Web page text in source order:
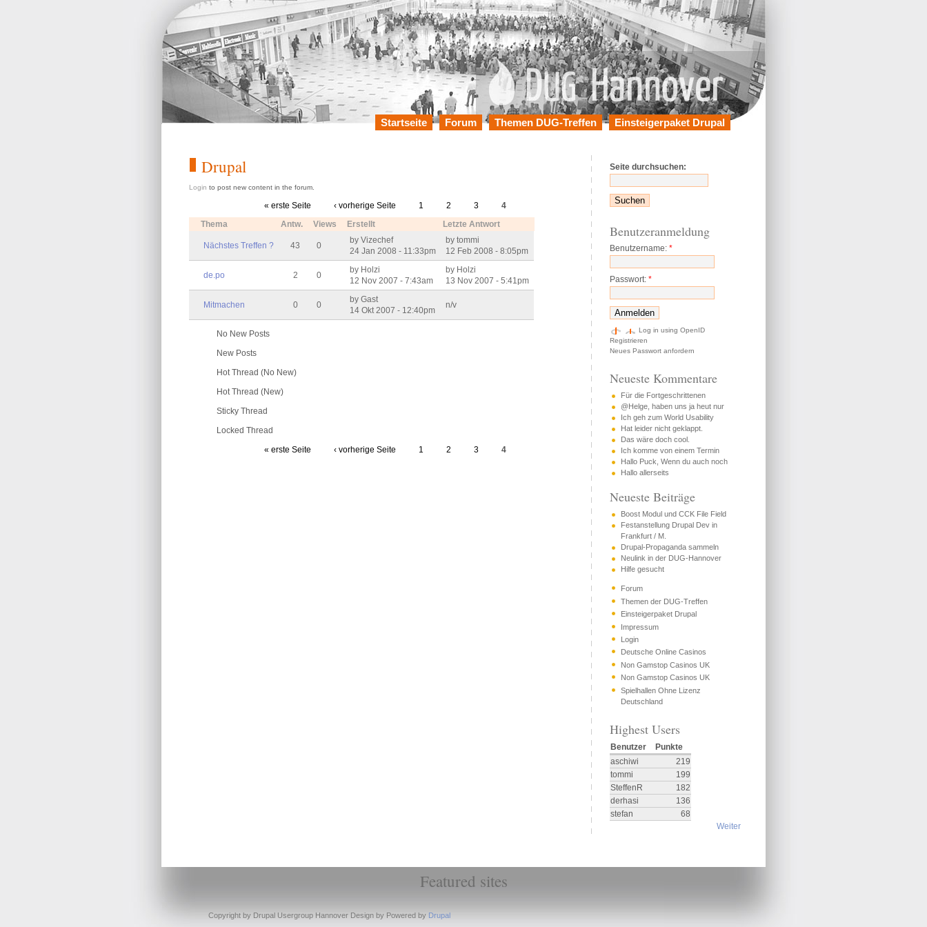
Einsteigerpaket Drupal
Themen DUG-Treffen
Forum
Startseite
Drupal
Login to post new content in the forum.
« erste Seite ‹ vorherige Seite 1 2 3
4
Thema
Antw. Views Erstellt Letzte Antwort
Nächstes Treffen ? 43 0
by Vizechef
24 Jan 2008 - 11:33pm
by tommi
12 Feb 2008 - 8:05pm
de.po 2 0
by Holzi
12 Nov 2007 - 7:43am
by Holzi
13 Nov 2007 - 5:41pm
Mitmachen 0 0
by Gast
14 Okt 2007 - 12:40pm
n/v
No New Posts
New Posts
Hot Thread (No New)
Hot Thread (New)
Sticky Thread
Locked Thread
« erste Seite
‹ vorherige Seite 1 2 3 4
Seite durchsuchen:
Benutzeranmeldung
Benutzername: *
Passwort: *
Log in using OpenID
Registrieren
Neues Passwort anfordern
Neueste Kommentare
Für die Fortgeschrittenen
@Helge, haben uns ja heut nur
Ich geh zum World Usability
Hat leider nicht geklappt.
Das wäre doch cool.
Ich komme von einem Termin
Hallo Puck, Wenn du auch noch
Hallo allerseits
Neueste Beiträge
Boost Modul und CCK File Field
Festanstellung Drupal Dev in
Frankfurt / M.
Drupal-Propaganda sammeln
Neulink in der DUG-Hannover
Hilfe gesucht
Forum
Themen der DUG-Treffen
Einsteigerpaket Drupal
Impressum
Login
Deutsche Online Casinos
Non Gamstop Casinos UK
Non Gamstop Casinos UK
Spielhallen Ohne Lizenz
Deutschland
Highest Users
Benutzer
Punkte
aschiwi
219
tommi
199
SteffenR
182
derhasi
136
stefan
68
Weiter
Featured sites
Copyright by Drupal Usergroup Hannover Design by Powered by Drupal